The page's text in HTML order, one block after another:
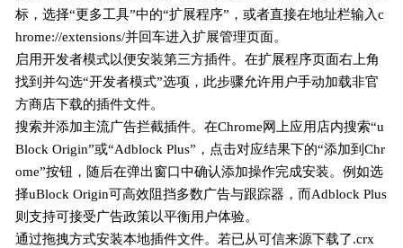
标，选择“更多工具”中的“扩展程序”，或者直接在地址栏输入c
hrome://extensions/并回车进入扩展管理页面。
启用开发者模式以便安装第三方插件。在扩展程序页面右上角
找到并勾选“开发者模式”选项，此步骤允许用户手动加载非官
方商店下载的插件文件。
搜索并添加主流广告拦截插件。在Chrome网上应用店内搜索“u
Block Origin”或“Adblock Plus”，点击对应结果下的“添加到Chr
ome”按钮，随后在弹出窗口中确认添加操作完成安装。例如选
择uBlock Origin可高效阻挡多数广告与跟踪器，而Adblock Plus
则支持可接受广告政策以平衡用户体验。
通过拖拽方式安装本地插件文件。若已从可信来源下载了.crx